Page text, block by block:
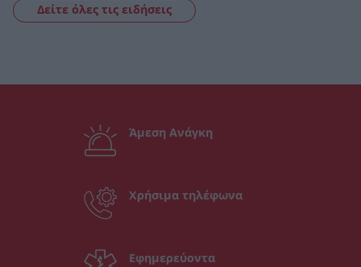
Δείτε όλες τις ειδήσεις
Άμεση Ανάγκη
Χρήσιμα τηλέφωνα
Εφημερεύοντα